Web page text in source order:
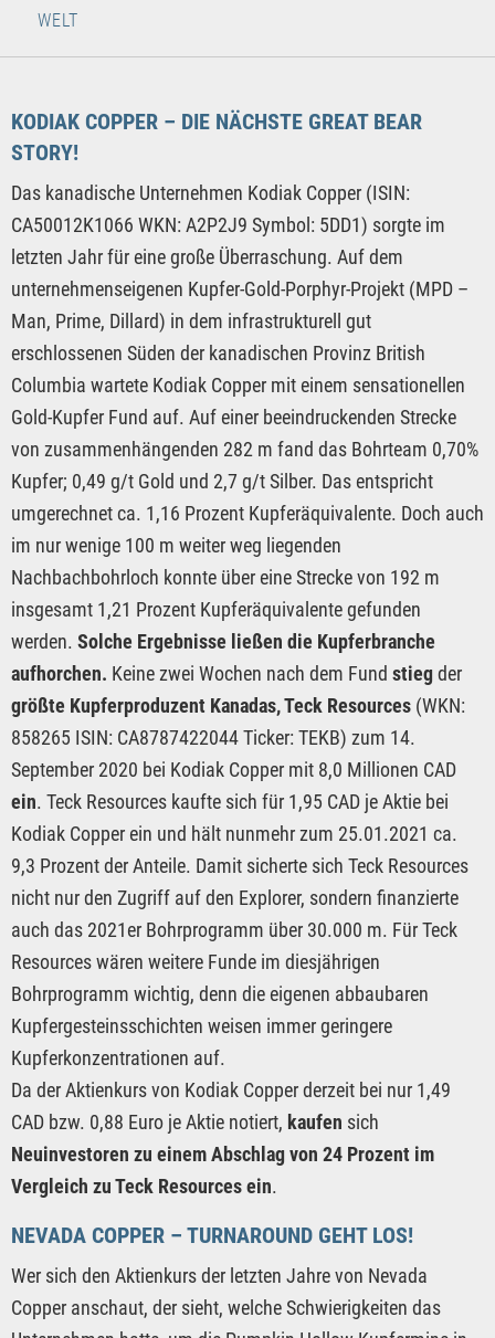
ELT
KODIAK COPPER – DIE NÄCHSTE GREAT BEAR
STORY!
Das kanadische Unternehmen Kodiak Copper (ISIN:
CA50012K1066 WKN: A2P2J9 Symbol: 5DD1) sorgte im
letzten Jahr für eine große Überraschung. Auf dem
unternehmenseigenen Kupfer-Gold-Porphyr-Projekt (MPD –
Man, Prime, Dillard) in dem infrastrukturell gut
erschlossenen Süden der kanadischen Provinz British
Columbia wartete Kodiak Copper mit einem sensationellen
Gold-Kupfer Fund auf. Auf einer beeindruckenden Strecke
von zusammenhängenden 282 m fand das Bohrteam 0,70%
Kupfer; 0,49 g/t Gold und 2,7 g/t Silber. Das entspricht
umgerechnet ca. 1,16 Prozent Kupferäquivalente. Doch auch
im nur wenige 100 m weiter weg liegenden
Nachbachbohrloch konnte über eine Strecke von 192 m
insgesamt 1,21 Prozent Kupferäquivalente gefunden
werden. Solche Ergebnisse ließen die Kupferbranche
aufhorchen. Keine zwei Wochen nach dem Fund stiegder
größte Kupferproduzent Kanadas, Teck Resources (WKN:
858265 ISIN: CA8787422044 Ticker: TEKB) zum 14.
September 2020 bei Kodiak Copper mit 8,0 Millionen CAD
ein. Teck Resources kaufte sich für 1,95 CAD je Aktie bei
Kodiak Copper ein und hält nunmehr zum 25.01.2021 ca.
9,3 Prozent der Anteile. Damit sicherte sich Teck Resources
nicht nur den Zugriff auf den Explorer, sondern finanzierte
auch das 2021er Bohrprogramm über 30.000 m. Für Teck
Resources wären weitere Funde im diesjährigen
Bohrprogramm wichtig, denn die eigenen abbaubaren
Kupfergesteinsschichten weisen immer geringere
Kupferkonzentrationen auf.
Da der Aktienkurs von Kodiak Copper derzeit bei nur 1,49
CAD bzw. 0,88 Euro je Aktie notiert, kaufen sich
Neuinvestoren zu einem Abschlag von 24 Prozent im
Vergleich zu Teck Resources ein.
NEVADA COPPER – TURNAROUND GEHT LOS!
Wer sich den Aktienkurs der letzten Jahre von Nevada
Copper anschaut, der sieht, welche Schwierigkeiten das